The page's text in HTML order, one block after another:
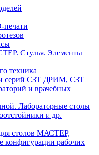
печати
Стулья. Элементы
техника
серий СЗТ ДРИМ, СЗТ
и врачебных
Лабораторные столы
и др.
столов МАСТЕР,
рабочих